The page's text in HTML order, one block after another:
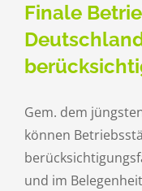
Finale
Gem. dem
können
und im